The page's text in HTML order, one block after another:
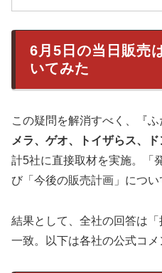
6月5日の当日販売
いてみた
この疑問を解消すべく、『
メラ、ゲオ、トイザらス、
計5社に直接取材を実施。「
び「今後の販売計画」につい
結果として、全社の回答は
一致。以下は各社の公式コメ